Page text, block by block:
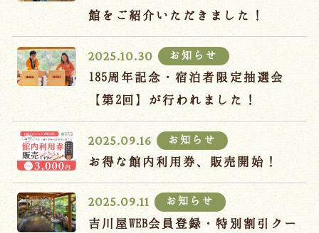
館をご紹介いただきました！
2025.10.30 お知らせ
185周年記念・宿泊者限定抽選会
【第2回】が行われました！
2025.09.16 お知らせ
お得な館内利用券、販売開始！
2025.09.11 お知らせ
吉川屋WEB会員登録・特別割引クー